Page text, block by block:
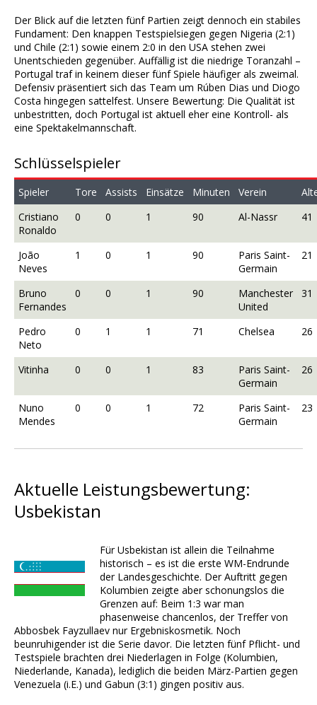
Der Blick auf die letzten fünf Partien zeigt dennoch ein stabiles
Fundament: Den knappen Testspielsiegen gegen Nigeria (2:1)
und Chile (2:1) sowie einem 2:0 in den USA stehen zwei
Unentschieden gegenüber. Auffällig ist die niedrige Toranzahl –
Portugal traf in keinem dieser fünf Spiele häufiger als zweimal.
Defensiv präsentiert sich das Team um Rúben Dias und Diogo
Costa hingegen sattelfest. Unsere Bewertung: Die Qualität ist
unbestritten, doch Portugal ist aktuell eher eine Kontroll- als
eine Spektakelmannschaft.
Schlüsselspieler
Spieler Tore Assists Einsätze Minuten Verein
Cristiano
Ronaldo
0 0 1 90 Al-Nassr 41
João
Neves
1 0 1 90
Paris Saint-
Germain
21
Bruno
Fernandes
0 0 1 90
Manchester
United
31
Pedro
Neto
0 1 1 71 Chelsea 26
Vitinha 0 0 1 83
Paris Saint-
Germain
26
Nuno
Mendes
0 0 1 72
Paris Saint-
Germain
23
Aktuelle Leistungsbewertung:
Usbekistan
Für Usbekistan ist allein die Teilnahme
historisch – es ist die erste WM-Endrunde
der Landesgeschichte. Der Auftritt gegen
Kolumbien zeigte aber schonungslos die
Grenzen auf: Beim 1:3 war man
phasenweise chancenlos, der Treffer von
Abbosbek Fayzullaev nur Ergebniskosmetik. Noch
beunruhigender ist die Serie davor. Die letzten fünf Pflicht- und
Testspiele brachten drei Niederlagen in Folge (Kolumbien,
Niederlande, Kanada), lediglich die beiden März-Partien gegen
Venezuela (i.E.) und Gabun (3:1) gingen positiv aus.